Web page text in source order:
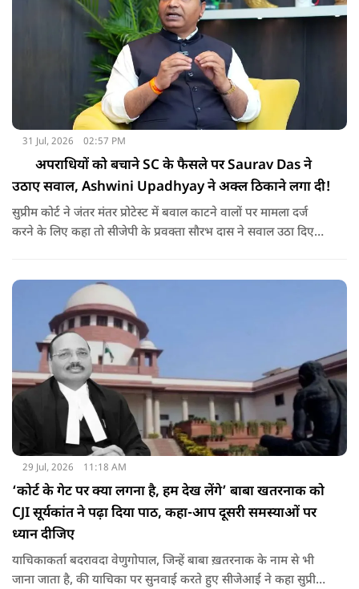
31 Jul, 2026 02:57 PM
अपराधियों को बचाने SC के फैसले पर Saurav Das ने
उठाए सवाल, Ashwini Upadhyay ने अक्ल ठिकाने लगा दी!
सुप्रीम कोर्ट ने जंतर मंतर प्रोटेस्ट में बवाल काटने वालों पर मामला दर्ज
करने के लिए कहा तो सीजेपी के प्रवक्ता सौरभ दास ने सवाल उठा दिए
29 Jul, 2026 11:18 AM
‘कोर्ट के गेट पर क्या लगना है, हम देख लेंगे’ बाबा खतरनाक को
CJI सूर्यकांत ने पढ़ा दिया पाठ, कहा-आप दूसरी समस्याओं पर
ध्यान दीजिए
याचिकाकर्ता बदरावदा वेणुगोपाल, जिन्हें बाबा ख़तरनाक के नाम से भी
जाना जाता है, की याचिका पर सुनवाई करते हुए सीजेआई ने कहा सुप्रीम